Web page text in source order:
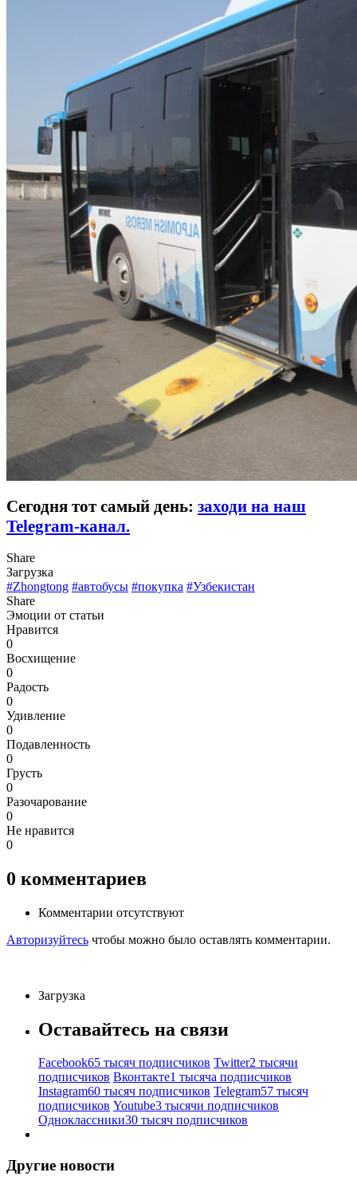
Сегодня тот самый день: заходи на наш
Telegram-канал.
Share
Загрузка
#Zhongtong #автобусы #покупка #Узбекистан
Share
Эмоции от статьи
Нравится
0
Восхищение
0
Радость
0
Удивление
0
Подавленность
0
Грусть
0
Разочарование
0
Не нравится
0
0 комментариев
Комментарии отсутствуют
Авторизуйтесь чтобы можно было оставлять комментарии.
Загрузка
Оставайтесь на связи
Facebook65 тысяч подписчиков Twitter2 тысячи
подписчиков Вконтакте1 тысяча подписчиков
Instagram60 тысяч подписчиков Telegram57 тысяч
подписчиков Youtube3 тысячи подписчиков
Одноклассники30 тысяч подписчиков
Другие новости